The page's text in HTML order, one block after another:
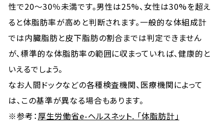
性で20～30％未満です。男性は25%、女性は30%を超え
ると体脂肪率が高めと判断されます。一般的な体組成計
では内臓脂肪と皮下脂肪の割合までは判定できません
が、標準的な体脂肪率の範囲に収まっていれば、健康的と
いえるでしょう。
なお人間ドックなどの各種検査機関、医療機関によって
は、この基準が異なる場合もあります。
※参考：厚生労働省e-ヘルスネット. 「体脂肪計」